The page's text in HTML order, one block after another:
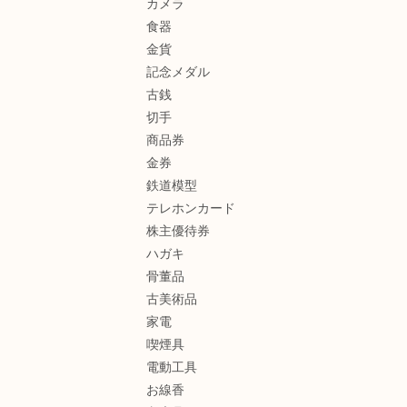
食器
金貨
記念メダル
古銭
切手
商品券
金券
鉄道模型
テレホンカード
株主優待券
ハガキ
骨董品
古美術品
家電
喫煙具
電動工具
お線香